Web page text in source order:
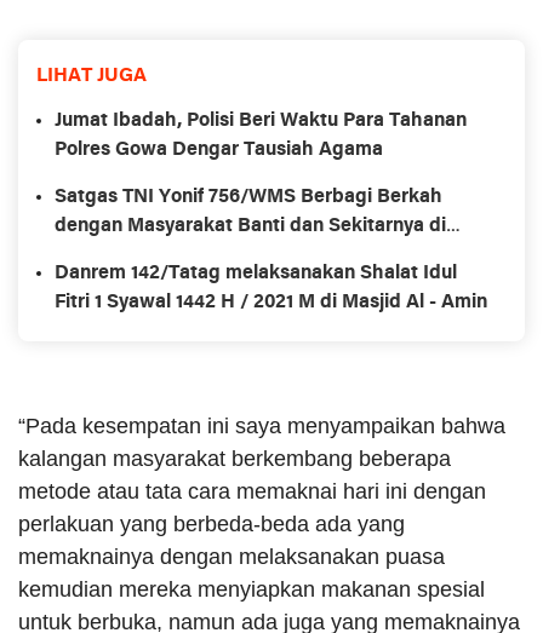
LIHAT JUGA
Jumat Ibadah, Polisi Beri Waktu Para Tahanan
Polres Gowa Dengar Tausiah Agama
Satgas TNI Yonif 756/WMS Berbagi Berkah
dengan Masyarakat Banti dan Sekitarnya di
Danrem 142/Tatag melaksanakan Shalat Idul
Fitri 1 Syawal 1442 H / 2021 M di Masjid Al - Amin
“Pada kesempatan ini saya menyampaikan bahwa
kalangan masyarakat berkembang beberapa
metode atau tata cara memaknai hari ini dengan
perlakuan yang berbeda-beda ada yang
memaknainya dengan melaksanakan puasa
kemudian mereka menyiapkan makanan spesial
untuk berbuka, namun ada juga yang memaknainya